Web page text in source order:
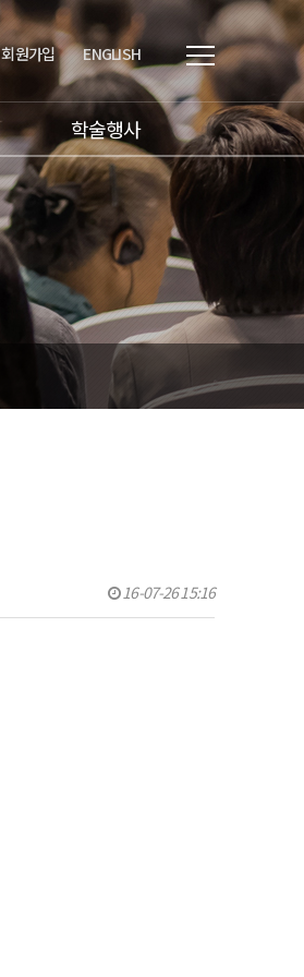
회원가입 ENGLISH
학술행사
16-07-26 15:16